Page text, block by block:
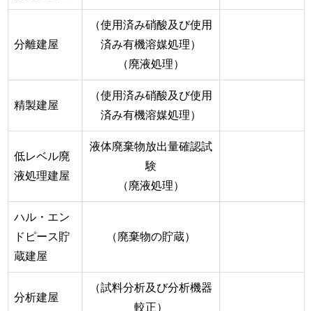
分離建屋
（使用済み硝酸及び使用
済み有機溶媒処理）
（廃液処理）
精製建屋
（使用済み硝酸及び使用
済み有機溶媒処理）
低レベル廃
液処理建屋
液体廃棄物放出量確認試
験
（廃液処理）
ハル・エン
ドピース貯
蔵建屋
（廃棄物の貯蔵）
分析建屋
（試料分析及び分析機器
較正）